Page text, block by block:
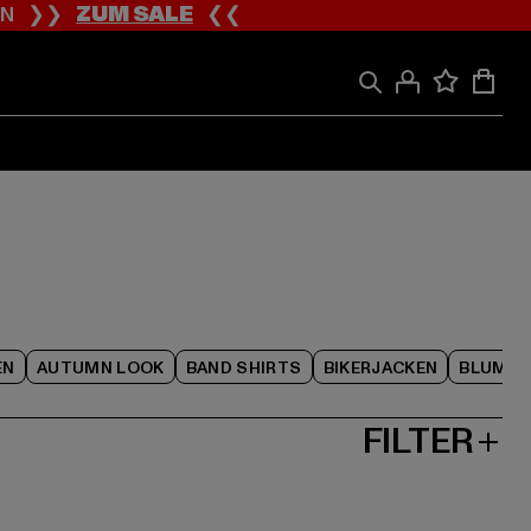
❯❯ZUM SALE❮❮
AUTUMN LOOK BAND SHIRTS BIKERJACKEN
FILTER